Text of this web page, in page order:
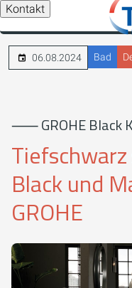
Kontakt
06.08.2024 Bad
⸺ GROHE Black
Black und
GROHE